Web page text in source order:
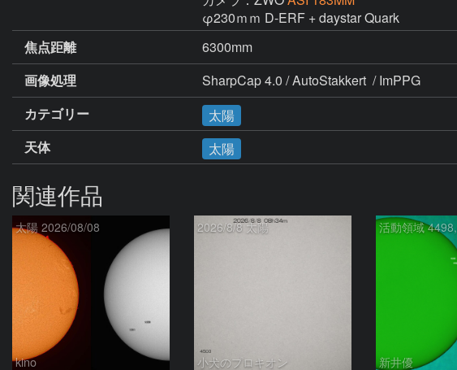
φ230ｍｍ D-ERF + daystar Quark
焦点距離
6300mm
画像処理
SharpCap 4.0 / AutoStakkert  / ImPPG
カテゴリー
太陽
天体
太陽
関連作品
太陽 2026/08/08
kino
2026/8/8 太陽
小犬のプロキオン 新井優